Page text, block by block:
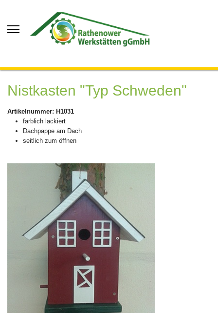
Nistkasten "Typ Schweden"
Artikelnummer: H1031
farblich lackiert
Dachpappe am Dach
seitlich zum öffnen